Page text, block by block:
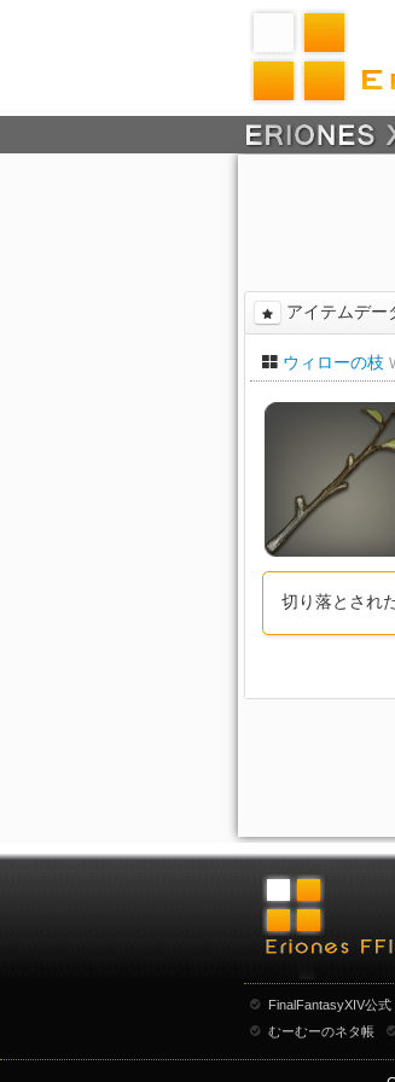
アイテムデー
ウィローの枝
切り落とされ
FinalFantasyXIV公式
むーむーのネタ帳